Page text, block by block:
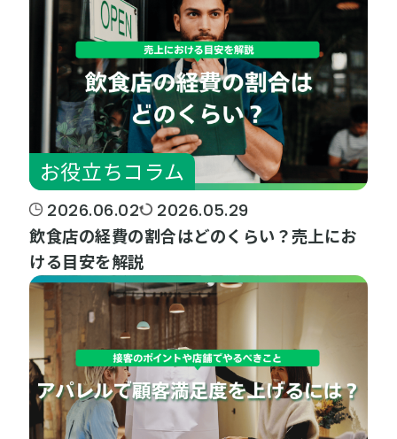
お役立ちコラム
2026.06.02
2026.05.29
飲食店の経費の割合はどのくらい？売上にお
ける目安を解説